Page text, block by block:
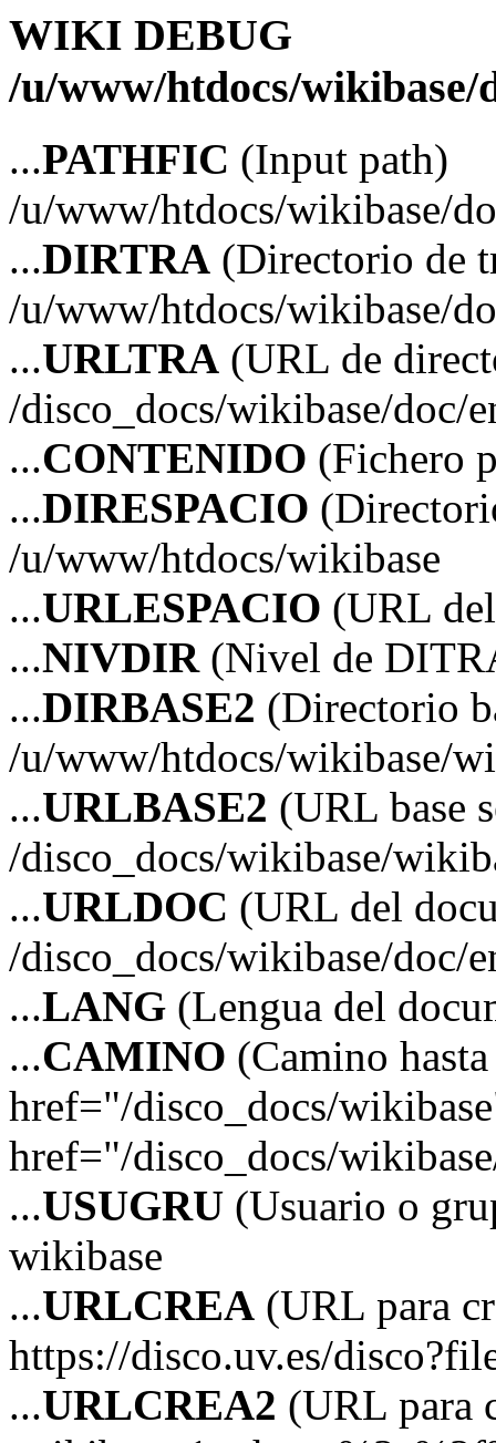
WIKI DEBUG
/u/www/htdocs/wikibase/
...PATHFIC (Input path)
/u/www/htdocs/wikibase/
...DIRTRA (Directorio de
/u/www/htdocs/wikibase/
...URLTRA (URL de
/disco_docs/wikibase/doc/
...CONTENIDO (Fichero
...DIRESPACIO
/u/www/htdocs/wikibase
...URLESPACIO (URL
...NIVDIR(Nivel de
...DIRBASE2 (Directorio
/u/www/htdocs/wikibase/
...URLBASE2 (URL base
/disco_docs/wikibase/
...URLDOC (URL del
/disco_docs/wikibase/doc/
...LANG (Lengua del
...CAMINO (Camino
href="/disco_docs/
href="/disco_docs/
...USUGRU (Usuario o
wikibase
...URLCREA (URL para
https://disco.uv.es/
...URLCREA2 (URL para